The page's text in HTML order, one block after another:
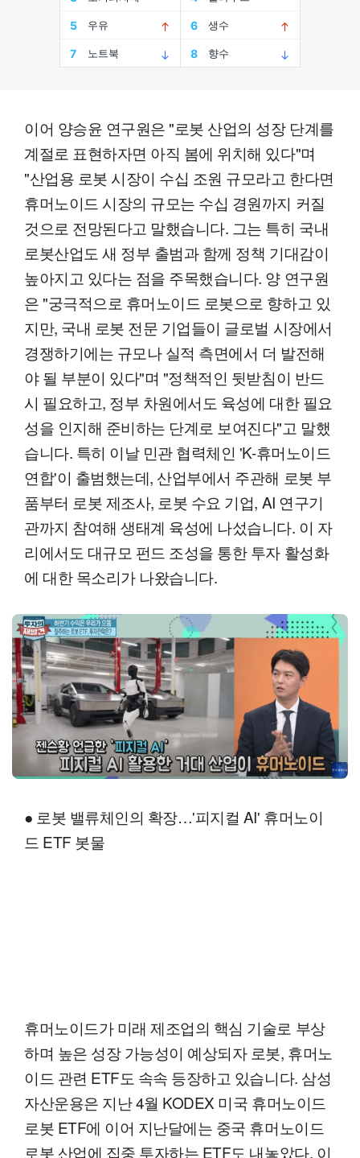
이어 양승윤 연구원은 "로봇 산업의 성장 단계를
계절로 표현하자면 아직 봄에 위치해 있다"며
"산업용 로봇 시장이 수십 조원 규모라고 한다면
휴머노이드 시장의 규모는 수십 경원까지 커질
것으로 전망된다고 말했습니다. 그는 특히 국내
로봇산업도 새 정부 출범과 함께 정책 기대감이
높아지고 있다는 점을 주목했습니다. 양 연구원
은 "궁극적으로 휴머노이드 로봇으로 향하고 있
지만, 국내 로봇 전문 기업들이 글로벌 시장에서
경쟁하기에는 규모나 실적 측면에서 더 발전해
야 될 부분이 있다"며 "정책적인 뒷받침이 반드
시 필요하고, 정부 차원에서도 육성에 대한 필요
성을 인지해 준비하는 단계로 보여진다"고 말했
습니다. 특히 이날 민관 협력체인 'K-휴머노이드
연합'이 출범했는데, 산업부에서 주관해 로봇 부
품부터 로봇 제조사, 로봇 수요 기업, AI 연구기
관까지 참여해 생태계 육성에 나섰습니다. 이 자
리에서도 대규모 펀드 조성을 통한 투자 활성화
에 대한 목소리가 나왔습니다.
● 로봇 밸류체인의 확장…'피지컬 AI' 휴머노이
드 ETF 봇물
휴머노이드가 미래 제조업의 핵심 기술로 부상
하며 높은 성장 가능성이 예상되자 로봇, 휴머노
이드 관련 ETF도 속속 등장하고 있습니다. 삼성
자산운용은 지난 4월 KODEX 미국 휴머노이드
로봇 ETF에 이어 지난달에는 중국 휴머노이드
로봇 산업에 집중 투자하는 ETF도 내놓았다. 이